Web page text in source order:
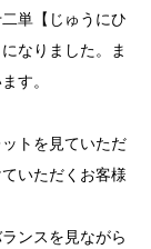
単【じゅうにひ
なりました。ま
す。
トを見ていただ
いただくお客様
ンスを見ながら